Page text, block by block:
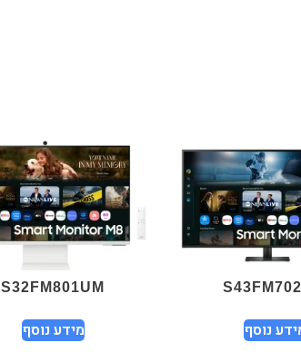
נוסף
S32FM801UM
מידע נוסף